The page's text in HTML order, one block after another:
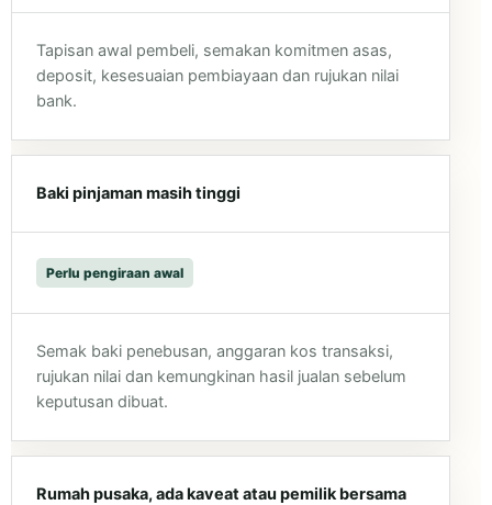
Tapisan awal pembeli, semakan komitmen asas,
deposit, kesesuaian pembiayaan dan rujukan nilai
bank.
Baki pinjaman masih tinggi
Perlu pengiraan awal
Semak baki penebusan, anggaran kos transaksi,
rujukan nilai dan kemungkinan hasil jualan sebelum
keputusan dibuat.
Rumah pusaka, ada kaveat atau pemilik bersama